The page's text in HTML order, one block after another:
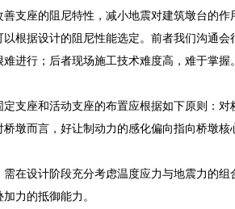
支座的阻尼特性，减小地震对建筑墩台的
根据设计的阻尼性能选定。前者我们沟通
进行；后者现场施工技术难度高，难于掌
支座和活动支座的布置应根据如下原则：
墩而言，好让制动力的感化偏向指向桥墩
在设计阶段充分考虑温度应力与地震力的
力的抵御能力。